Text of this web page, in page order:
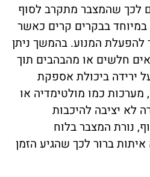
לכך שהמצבר מתקרב לסוף
במיוחד בבקרים קרים כאשר
להפעלת המנוע. בהמשך ניתן
חלשים או מהבהבים תוך
ירידה ביכולת אספקת
כמו מולטימדיה או
לא יציבה להיכבות
נורת המצבר בלוח
ברור לכך שהגיע הזמן